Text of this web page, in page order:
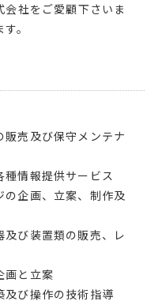
社をご愛顧下さいま
。
販売及び保守メンテナ
種情報提供サービス
の企画、立案、制作及
及び装置類の販売、レ
画と立案
及び操作の技術指導